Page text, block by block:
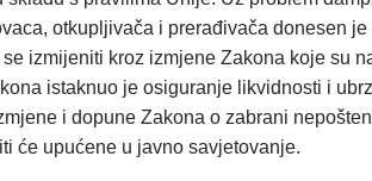
otkupljivača i prerađivača donesen
izmijeniti kroz izmjene Zakona koje su
istaknuo je osiguranje likvidnosti i
i dopune Zakona o zabrani
će upućene u javno savjetovanje.